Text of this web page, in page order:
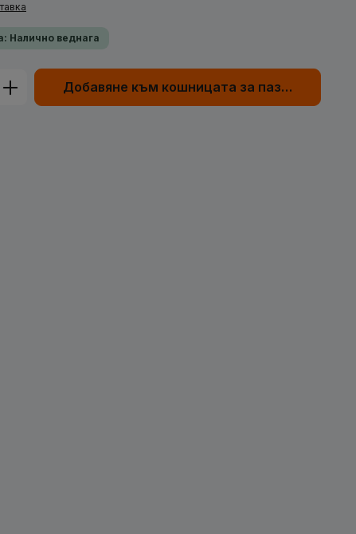
Налично веднага
Въведете желаната сума
Добавяне към кошницата за пазаруване